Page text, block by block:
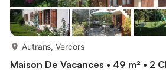
Autrans, Vercors
Maison De Vacances • 49 m² • 2